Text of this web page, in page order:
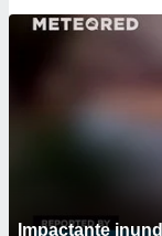
Impactante